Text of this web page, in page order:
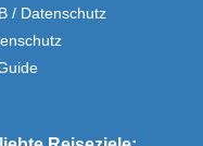
/ Datenschutz